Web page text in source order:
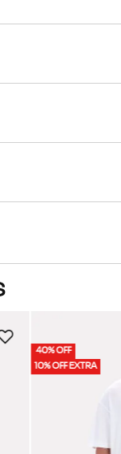
40% OFF
10% OFF EXTRA